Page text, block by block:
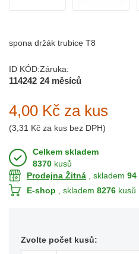
spona držák trubice T8
ID KÓD:
114242
Záruka:
24 měsíců
4,00 Kč za kus
(3,31 Kč za kus bez DPH)
Celkem skladem
8370 kusů
Prodejna Žitná , skladem 94
E-shop , skladem 8276 kusů
Zvolte počet kusů: